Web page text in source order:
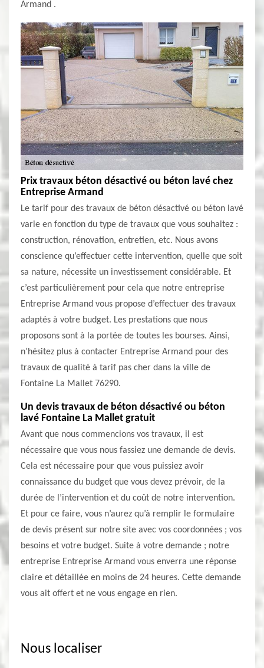
Armand .
Prix travaux béton désactivé ou béton lavé chez
Entreprise Armand
Le tarif pour des travaux de béton désactivé ou béton lavé
varie en fonction du type de travaux que vous souhaitez :
construction, rénovation, entretien, etc. Nous avons
conscience qu’effectuer cette intervention, quelle que soit
sa nature, nécessite un investissement considérable. Et
c’est particulièrement pour cela que notre entreprise
Entreprise Armand vous propose d’effectuer des travaux
adaptés à votre budget. Les prestations que nous
proposons sont à la portée de toutes les bourses. Ainsi,
n’hésitez plus à contacter Entreprise Armand pour des
travaux de qualité à tarif pas cher dans la ville de
Fontaine La Mallet 76290.
Un devis travaux de béton désactivé ou béton
lavé Fontaine La Mallet gratuit
Avant que nous commencions vos travaux, il est
nécessaire que vous nous fassiez une demande de devis.
Cela est nécessaire pour que vous puissiez avoir
connaissance du budget que vous devez prévoir, de la
durée de l’intervention et du coût de notre intervention.
Et pour ce faire, vous n’aurez qu’à remplir le formulaire
de devis présent sur notre site avec vos coordonnées ; vos
besoins et votre budget. Suite à votre demande ; notre
entreprise Entreprise Armand vous enverra une réponse
claire et détaillée en moins de 24 heures. Cette demande
vous ait offert et ne vous engage en rien.
Nous localiser